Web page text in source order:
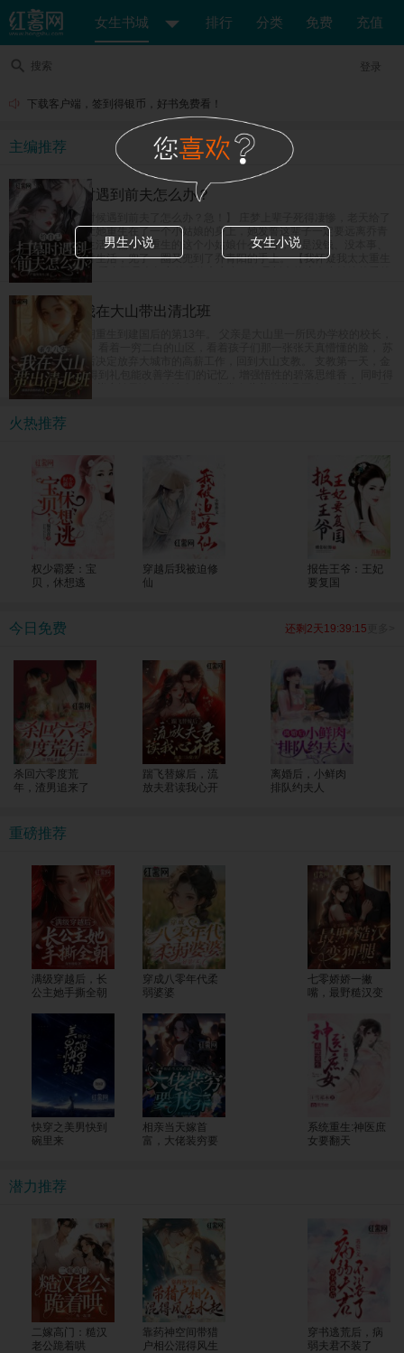
女生书城 排行 分类 免费 充值
搜索 登录
下载客户端，签到得银币，好书免费看！
主编推荐
给自己扫墓时遇到前夫怎么办？
【给自己上坟的时候遇到前夫了怎么办？急！】 庄梦上辈子死得凄惨，老天给了
她重开的机会，让她重生在了一个小姑娘的身上，她发誓这辈子一定要远离乔青
阳，奔向美好新生活，偏偏她重生的这个小姑娘什么都好，就是没钱、没本事、
没学历，她为了讨生活，兜了一圈又兜到了乔青阳的手上。 【我怀疑我太太重生
了怎么办？急！】 乔青阳是个坚定的唯物主义者，但是新来的这个小姑娘越看越
像是庄梦死后换的新马甲，难道是老天爷看他死了老婆这么可怜，又把他老婆送
回来了？
重生八零：我在大山带出清北班
女富豪苏茵茵一朝重生到建国后的第13年。 父亲是大山里一所民办学校的校长，
也是唯一的老师。 看着一穷二白的山区，看着孩子们那一张张天真懵懂的脸， 苏
茵茵在完成学业后决定放弃大城市的高薪工作，回到大山支教。 支教第一天，金
手指系统上线。 得到礼包能改善学生们的记忆，增强悟性的碧落思维香， 同时得
到了能强身健体的紫府转元诀，能让人吃了非常有营养的紫晶玉米， 眨眼间，民
办小学升级成民办中学，父女俩教出来的学生一个个进城拿竞赛名次，毕业班高
考生一个个上了清北！ 全国人民震惊，纷纷发来贺电，“苏老师，明年我能把孩子
转过来吗？大山的修路费我包了！”
火热推荐
权少霸爱：宝
贝，休想逃
穿越后我被迫修
仙
报告王爷：王妃
要复国
今日免费 还剩2天19:39:15
杀回六零度荒
年，渣男追来了
踹飞替嫁后，流
放夫君读我心开
离婚后，小鲜肉
排队约夫人
重磅推荐
满级穿越后，长
公主她手撕全朝
穿成八零年代柔
弱婆婆
七零娇娇一撇
嘴，最野糙汉变
快穿之美男快到
碗里来
相亲当天嫁首
富，大佬装穷要
系统重生:神医庶
女要翻天
潜力推荐
二嫁高门：糙汉
老公跪着哄
靠药神空间带猎
户相公混得风生
穿书逃荒后，病
弱夫君不装了
男生小说 女生小说